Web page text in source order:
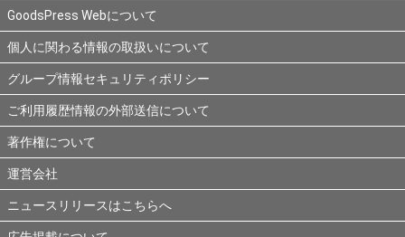
GoodsPress Webについて
個人に関わる情報の取扱いについて
グループ情報セキュリティポリシー
ご利用履歴情報の外部送信について
著作権について
運営会社
ニュースリリースはこちらへ